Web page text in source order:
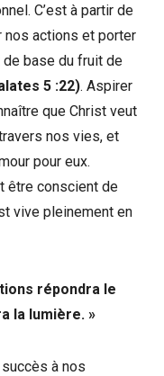
C’est à partir de
nos actions et porter
de base du fruit de
5 :22). Aspirer
que Christ veut
nos vies, et
pour eux.
être conscient de
vive pleinement en
répondra le
la lumière. »
à nos